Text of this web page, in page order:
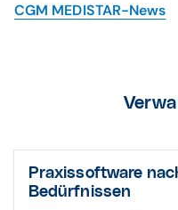
CGM MEDISTAR-News
Praxissoftware
Bedürfnissen